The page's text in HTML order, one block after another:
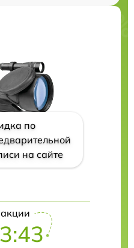
по
на сайте